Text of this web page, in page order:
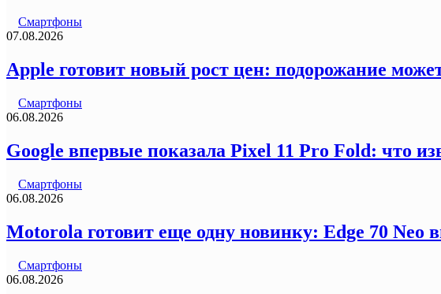
Смартфоны
07.08.2026
Apple готовит новый рост цен: подорожание
Смартфоны
06.08.2026
Google впервые показала Pixel 11 Pro Fold: что
Смартфоны
06.08.2026
Motorola готовит еще одну новинку: Edge 70 Neo
Смартфоны
06.08.2026